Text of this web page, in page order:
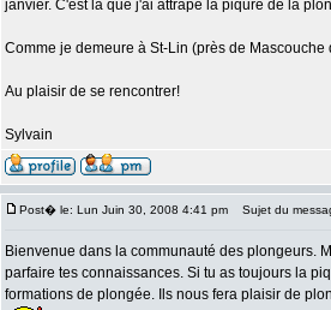
janvier. C'est là que j'ai attrapé la piqure de la
Comme je demeure à St-Lin (près de
Au plaisir de se rencontrer!
Sylvain
Post� le: Lun Juin 30, 2008 4:41 pm Sujet du
Bienvenue dans la communauté des plongeurs.
parfaire tes connaissances. Si tu as toujours la
formations de plongée. Ils nous fera plaisir de